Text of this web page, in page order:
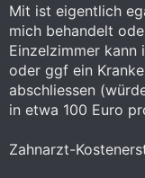
Mit ist eigentlich
mich behandelt
Einzelzimmer kann
oder ggf ein
abschliessen
in etwa 100 Euro
Zahnarzt-